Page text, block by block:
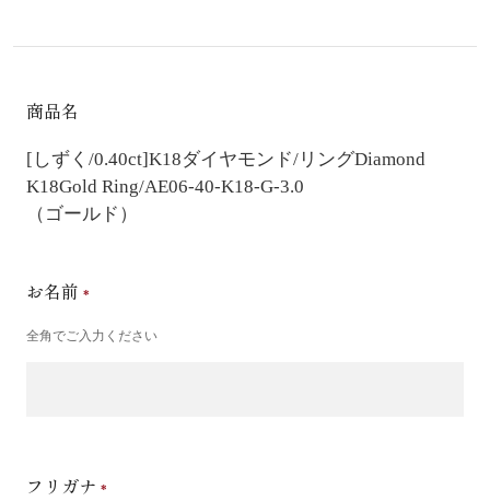
商品名
[しずく/0.40ct]K18ダイヤモンド/リングDiamond
K18Gold Ring/AE06-40-K18-G-3.0
（ゴールド）
お名前
全角でご入力ください
フリガナ